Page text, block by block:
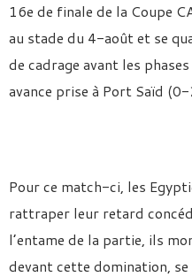
16e de finale de la Coupe
au stade du 4-août et se
de cadrage avant les
avance prise à Port Saïd
Pour ce match-ci, les
rattraper leur retard
l’entame de la partie, ils
devant cette domination,